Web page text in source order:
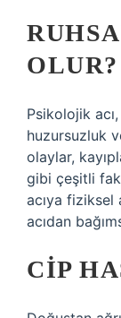
OLUR?
Psikolojik
huzursuzluk
olaylar,
gibi çeşitli
acıya fiziksel
acıdan
CIP